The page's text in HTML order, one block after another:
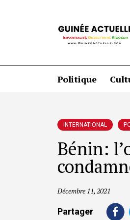
Politique
INTERNATIONAL
Bénin:
Décembre 11, 2021
Partager